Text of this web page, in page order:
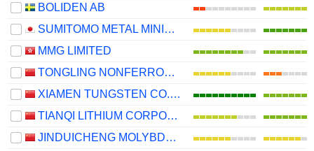
BOLIDEN AB
SUMITOMO METAL MINING CO., LTD.
MMG LIMITED
TONGLING NONFERROUS METALS GROUP CO.,LTD.
XIAMEN TUNGSTEN CO.,LTD.
TIANQI LITHIUM CORPORATION
JINDUICHENG MOLYBDENUM CO., LTD.